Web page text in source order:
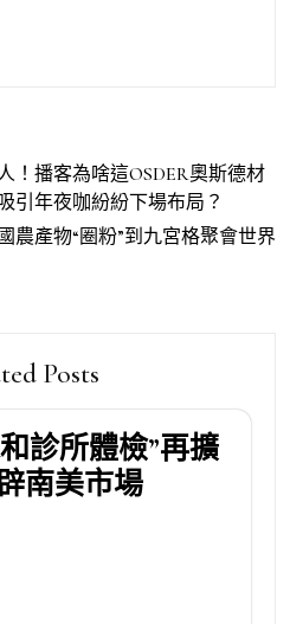
！播客為啥這OSDER奧斯德材
引年夜咖紛紛下場布局？
農產物“圈粉”到九宮格聚會世界
Posts
診所體檢”再擴
南美市場